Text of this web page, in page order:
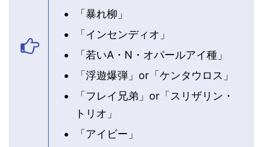
「暴れ柳」
「インセンディオ」
「若いA・N・オパールアイ種」
「浮遊爆弾」or「ケンタウロス」
「フレイ兄弟」or「スリザリン・
トリオ」
「アイビー」